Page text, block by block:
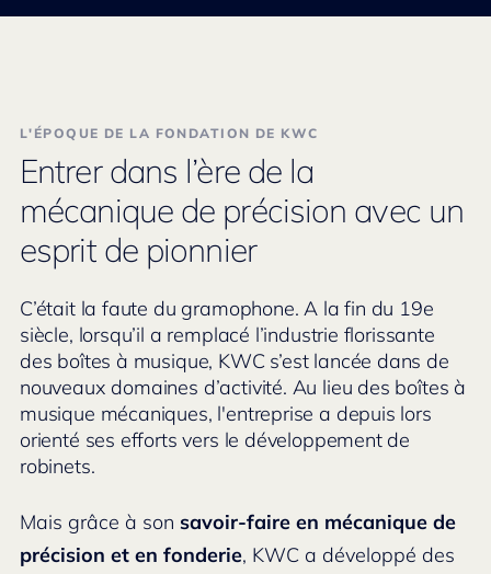
L'ÉPOQUE DE LA FONDATION DE KWC
Entrer dans l’ère de la
mécanique de précision avec un
esprit de pionnier
C’était la faute du gramophone. A la fin du 19e
siècle, lorsqu’il a remplacé l’industrie florissante
des boîtes à musique, KWC s’est lancée dans de
nouveaux domaines d’activité. Au lieu des boîtes à
musique mécaniques, l'entreprise a depuis lors
orienté ses efforts vers le développement de
robinets.
Mais grâce à son savoir-faire en mécanique de
précision et en fonderie, KWC a développé des